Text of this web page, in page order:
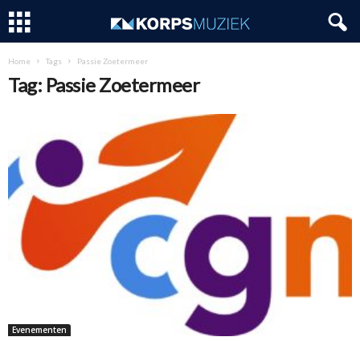
Home Tags Passie Zoetermeer
Tag: Passie Zoetermeer
Evenementen